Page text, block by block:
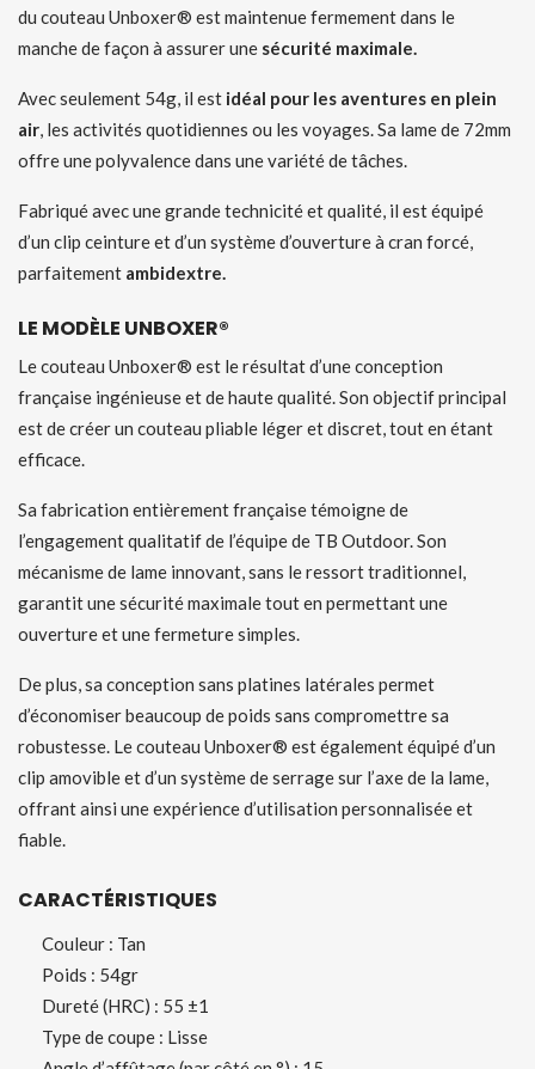
du couteau Unboxer® est maintenue fermement dans le
manche de façon à assurer une sécurité maximale.
Avec seulement 54g, il est idéal pour les aventures en plein
air, les activités quotidiennes ou les voyages. Sa lame de 72mm
offre une polyvalence dans une variété de tâches.
Fabriqué avec une grande technicité et qualité, il est équipé
d’un clip ceinture et d’un système d’ouverture à cran forcé,
parfaitement ambidextre.
LE MODÈLE UNBOXER®
Le couteau Unboxer® est le résultat d’une conception
française ingénieuse et de haute qualité. Son objectif principal
est de créer un couteau pliable léger et discret, tout en étant
efficace.
Sa fabrication entièrement française témoigne de
l’engagement qualitatif de l’équipe de TB Outdoor. Son
mécanisme de lame innovant, sans le ressort traditionnel,
garantit une sécurité maximale tout en permettant une
ouverture et une fermeture simples.
De plus, sa conception sans platines latérales permet
d’économiser beaucoup de poids sans compromettre sa
robustesse. Le couteau Unboxer® est également équipé d’un
clip amovible et d’un système de serrage sur l’axe de la lame,
offrant ainsi une expérience d’utilisation personnalisée et
fiable.
CARACTÉRISTIQUES
Couleur : Tan
Poids : 54gr
Dureté (HRC) : 55 ±1
Type de coupe : Lisse